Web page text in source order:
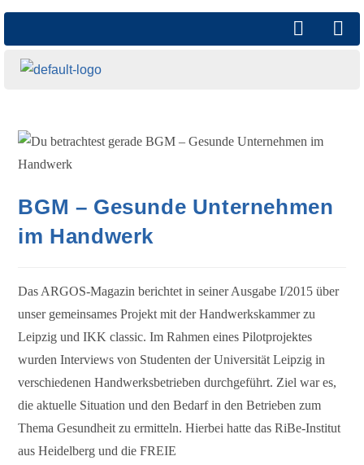
BGM – Gesunde Unternehmen
im Handwerk
Das ARGOS-Magazin berichtet in seiner Ausgabe I/2015 über
unser gemeinsames Projekt mit der Handwerkskammer zu
Leipzig und IKK classic. Im Rahmen eines Pilotprojektes
wurden Interviews von Studenten der Universität Leipzig in
verschiedenen Handwerksbetrieben durchgeführt. Ziel war es,
die aktuelle Situation und den Bedarf in den Betrieben zum
Thema Gesundheit zu ermitteln. Hierbei hatte das RiBe-Institut
aus Heidelberg und die FREIE